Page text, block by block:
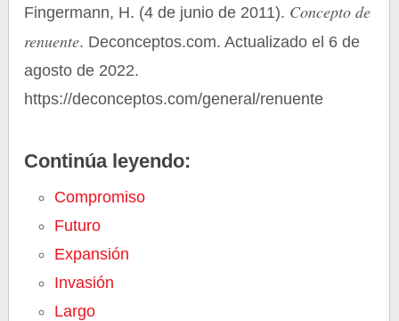
Fingermann, H. (4 de junio de 2011). Concepto de
renuente. Deconceptos.com. Actualizado el 6 de
agosto de 2022.
https://deconceptos.com/general/renuente
Continúa leyendo:
Compromiso
Futuro
Expansión
Invasión
Largo